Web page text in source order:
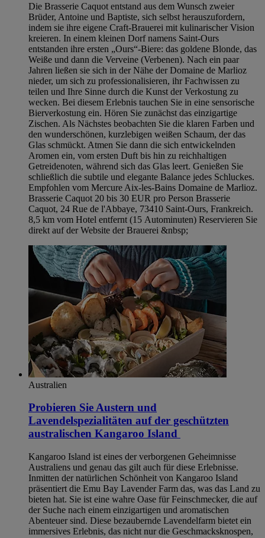
Die Brasserie Caquot entstand aus dem Wunsch zweier
Brüder, Antoine und Baptiste, sich selbst herauszufordern,
indem sie ihre eigene Craft-Brauerei mit kulinarischer Vision
kreieren. In einem kleinen Dorf namens Saint-Ours
entstanden ihre ersten „Ours“-Biere: das goldene Blonde, das
Weiße und dann die Verveine (Verbenen). Nach ein paar
Jahren ließen sie sich in der Nähe der Domaine de Marlioz
nieder, um sich zu professionalisieren, ihr Fachwissen zu
teilen und Ihre Sinne durch die Kunst der Verkostung zu
wecken. Bei diesem Erlebnis tauchen Sie in eine sensorische
Bierverkostung ein. Hören Sie zunächst das einzigartige
Zischen. Als Nächstes beobachten Sie die klaren Farben und
den wunderschönen, kurzlebigen weißen Schaum, der das
Glas schmückt. Atmen Sie dann die sich entwickelnden
Aromen ein, vom ersten Duft bis hin zu reichhaltigen
Getreidenoten, während sich das Glas leert. Genießen Sie
schließlich die subtile und elegante Balance jedes Schluckes.
Empfohlen vom Mercure Aix-les-Bains Domaine de Marlioz.
Brasserie Caquot 20 bis 30 EUR pro Person Brasserie
Caquot, 24 Rue de l'Abbaye, 73410 Saint-Ours, Frankreich.
8,5 km vom Hotel entfernt (15 Autominuten) Reservieren Sie
direkt auf der Website der Brauerei &nbsp;
Australien
Probieren Sie Austern und
Lavendelspezialitäten auf der geschützten
australischen Kangaroo Island
Kangaroo Island ist eines der verborgenen Geheimnisse
Australiens und genau das gilt auch für diese Erlebnisse.
Inmitten der natürlichen Schönheit von Kangaroo Island
präsentiert die Emu Bay Lavender Farm das, was das Land zu
bieten hat. Sie ist eine wahre Oase für Feinschmecker, die auf
der Suche nach einem einzigartigen und aromatischen
Abenteuer sind. Diese bezaubernde Lavendelfarm bietet ein
immersives Erlebnis, das nicht nur die Geschmacksknospen,